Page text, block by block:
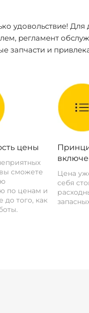
удовольствие! Для
регламент
запчасти и
цены
сможете
по ценам и
до того, как
Цена
себя